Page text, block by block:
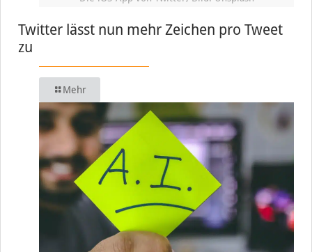
Twitter lässt nun mehr Zeichen pro Tweet
zu
Mehr